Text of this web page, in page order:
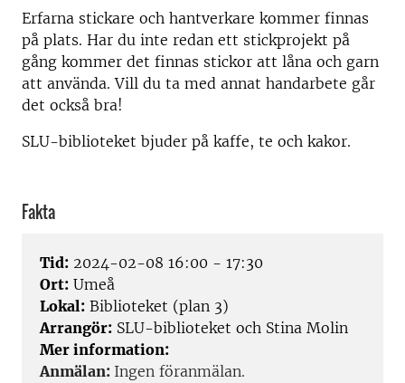
Erfarna stickare och hantverkare kommer finnas
på plats. Har du inte redan ett stickprojekt på
gång kommer det finnas stickor att låna och garn
att använda. Vill du ta med annat handarbete går
det också bra!
SLU-biblioteket bjuder på kaffe, te och kakor.
Fakta
Tid: 2024-02-08 16:00 - 17:30
Ort: Umeå
Lokal: Biblioteket (plan 3)
Arrangör: SLU-biblioteket och Stina Molin
Mer information:
Anmälan: Ingen föranmälan.